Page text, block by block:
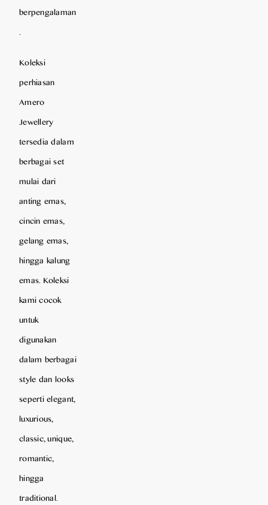
berpengalaman
.
Koleksi
perhiasan
Amero
Jewellery
tersedia dalam
berbagai set
mulai dari
anting emas,
cincin emas,
gelang emas,
hingga kalung
emas. Koleksi
kami cocok
untuk
digunakan
dalam berbagai
style dan looks
seperti elegant,
luxurious,
classic, unique,
romantic,
hingga
traditional.